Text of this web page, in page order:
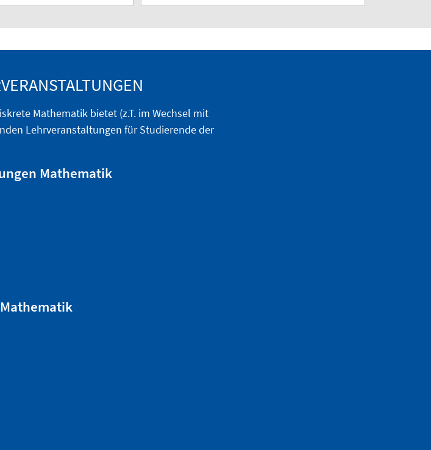
Mathematik bietet (z.T. im Wechsel mit
Lehrveranstaltungen für Studierende der
Mathematik